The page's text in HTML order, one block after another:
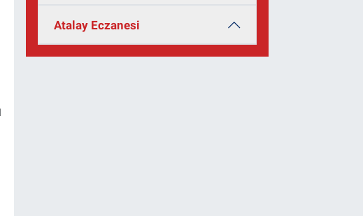
Atalay Eczanesi